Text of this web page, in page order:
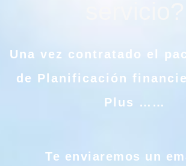
Una vez contratado el
de Planificación
Plus ……
Te enviaremos un